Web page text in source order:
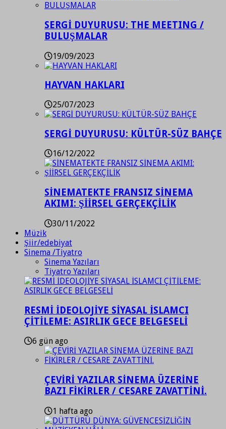
SERGİ DUYURUSU: THE MEETING /
BULUŞMALAR
19/09/2023
HAYVAN HAKLARI
25/07/2023
SERGİ DUYURUSU: KÜLTÜR-SÜZ BAHÇE
16/12/2022
SİNEMATEKTE FRANSIZ SİNEMA
AKIMI: ŞİİRSEL GERÇEKÇİLİK
30/11/2022
Müzik
Şiir/edebiyat
Sinema /Tiyatro
Sinema Yazıları
Tiyatro Yazıları
RESMİ İDEOLOJİYE SİYASAL İSLAMCI
ÇİTİLEME: ASIRLIK GECE BELGESELİ
6 gün ago
ÇEVİRİ YAZILAR SİNEMA ÜZERİNE
BAZI FİKİRLER / CESARE ZAVATTİNİ.
1 hafta ago